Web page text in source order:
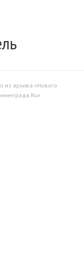
из архива «Нового